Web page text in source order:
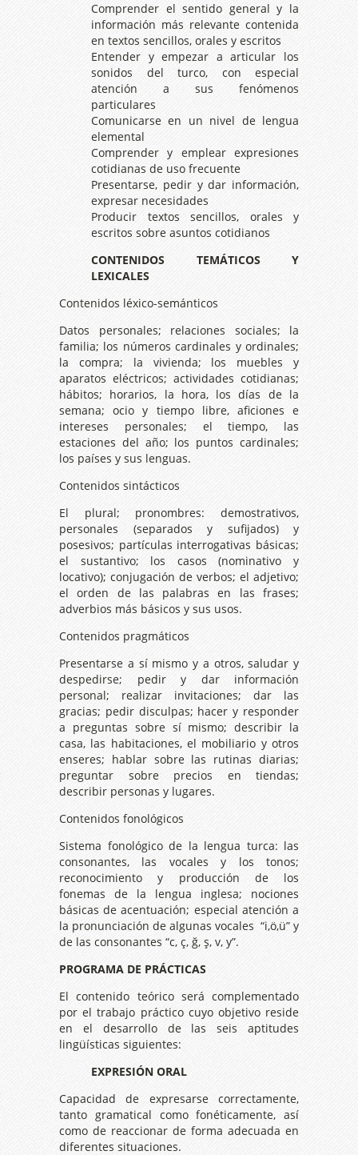
Comprender el sentido general y la
información más relevante contenida
en textos sencillos, orales y escritos
Entender y empezar a articular los
sonidos del turco, con especial
atención a sus fenómenos
particulares
Comunicarse en un nivel de lengua
elemental
Comprender y emplear expresiones
cotidianas de uso frecuente
Presentarse, pedir y dar información,
expresar necesidades
Producir textos sencillos, orales y
escritos sobre asuntos cotidianos
CONTENIDOS TEMÁTICOS Y
LEXICALES
Contenidos léxico-semánticos
Datos personales; relaciones sociales; la
familia; los números cardinales y ordinales;
la compra; la vivienda; los muebles y
aparatos eléctricos; actividades cotidianas;
hábitos; horarios, la hora, los días de la
semana; ocio y tiempo libre, aficiones e
intereses personales; el tiempo, las
estaciones del año; los puntos cardinales;
los países y sus lenguas.
Contenidos sintácticos
El plural; pronombres: demostrativos,
personales (separados y sufijados) y
posesivos; partículas interrogativas básicas;
el sustantivo; los casos (nominativo y
locativo); conjugación de verbos; el adjetivo;
el orden de las palabras en las frases;
adverbios más básicos y sus usos.
Contenidos pragmáticos
Presentarse a sí mismo y a otros, saludar y
despedirse; pedir y dar información
personal; realizar invitaciones; dar las
gracias; pedir disculpas; hacer y responder
a preguntas sobre sí mismo; describir la
casa, las habitaciones, el mobiliario y otros
enseres; hablar sobre las rutinas diarias;
preguntar sobre precios en tiendas;
describir personas y lugares.
Contenidos fonológicos
Sistema fonológico de la lengua turca: las
consonantes, las vocales y los tonos;
reconocimiento y producción de los
fonemas de la lengua inglesa; nociones
básicas de acentuación; especial atención a
la pronunciación de algunas vocales “i,ö,ü” y
de las consonantes “c, ç, ğ, ş, v, y”.
PROGRAMA DE PRÁCTICAS
El contenido teórico será complementado
por el trabajo práctico cuyo objetivo reside
en el desarrollo de las seis aptitudes
lingüísticas siguientes:
EXPRESIÓN ORAL
Capacidad de expresarse correctamente,
tanto gramatical como fonéticamente, así
como de reaccionar de forma adecuada en
diferentes situaciones.